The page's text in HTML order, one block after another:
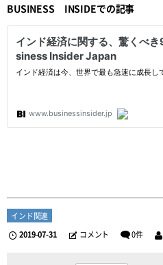
BUSINESS INSIDEでの記事
インド関連
2019-07-31
コメント 0件